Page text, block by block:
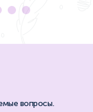
вопросы.